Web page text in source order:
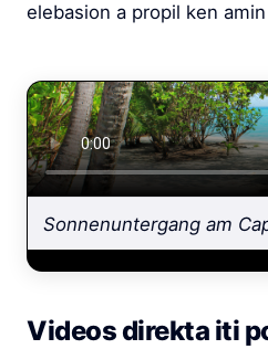
elebasion a propil ken
Sonnenuntergang am
Videos direkta iti